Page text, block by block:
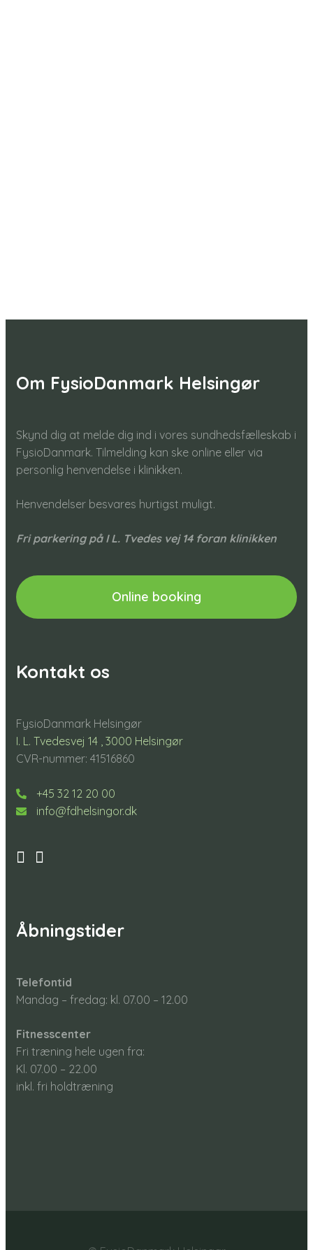
Om FysioDanmark Helsingør
Skynd dig at melde dig ind i vores sundhedsfælleskab i
FysioDanmark. Tilmelding kan ske online eller via
personlig henvendelse i klinikken.
Henvendelser besvares hurtigst muligt.​
Fri parkering på I L. Tvedes vej 14 foran klinikken
Online booking
Kontakt os
FysioDanmark Helsingør
I. L. Tvedesvej 14 , 3000 Helsingør
CVR-nummer: 41516860
+45 32 12 20 00
info@fdhelsingor.dk
Åbningstider
Telefontid
Mandag – fredag: kl. 07.00 – 12.00​
Fitnesscenter
Fri træning hele ugen fra:
Kl. 07.00 – 22.00​
inkl. fri holdtræning